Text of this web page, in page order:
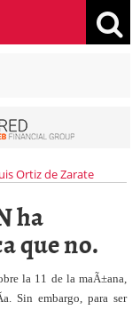
Ortiz de Zarate
ha
que no.
la 11 de la maÃ±ana,
Sin embargo, para ser